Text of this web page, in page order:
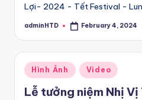
Lợi- 2024 - Tết Festival -
Posted
adminHTD February 4, 2024
Posted
in
Hình Ảnh Video
Lễ tưởng niệm Nhị